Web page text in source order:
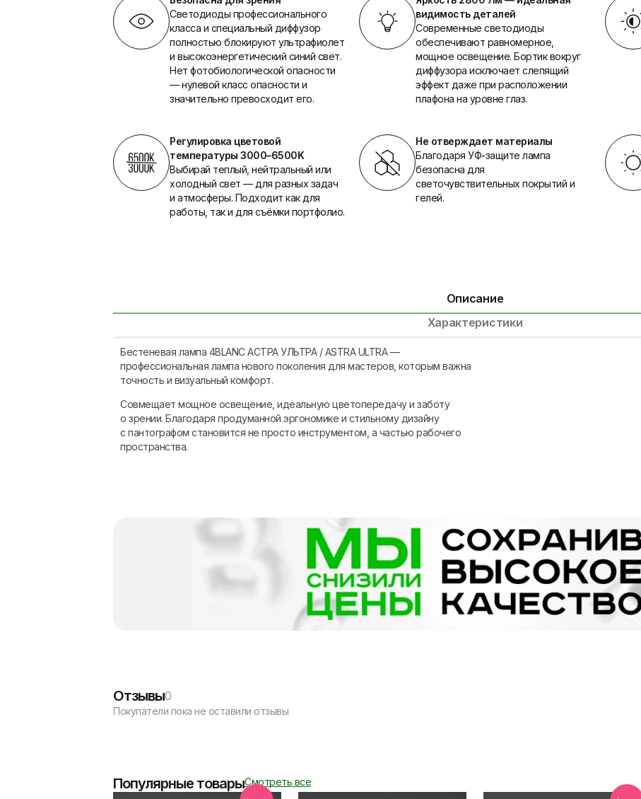
Светодиоды профессионального
класса и специальный диффузор
полностью блокируют ультрафиолет
и высокоэнергетический синий свет.
Нет фотобиологической опасности
— нулевой класс опасности и
значительно превосходит его.
видимость деталей
Современные светодиоды
обеспечивают равномерное,
мощное освещение. Бортик вокруг
диффузора исключает слепящий
эффект даже при расположении
плафона на уровне глаз.
Регулировка цветовой
температуры 3000–6500K
Выбирай теплый, нейтральный или
холодный свет — для разных задач
и атмосферы. Подходит как для
работы, так и для съёмки портфолио.
Не отверждает материалы
Благодаря УФ-защите лампа
безопасна для
светочувствительных покрытий и
гелей.
Описание
Характеристики
Бестеневая лампа 4BLANC АСТРА УЛЬТРА / ASTRA ULTRA—
профессиональная лампа нового поколения для мастеров, которым важна
точность и визуальный комфорт.
Совмещает мощное освещение, идеальную цветопередачу и заботу
о зрении. Благодаря продуманной эргономике и стильному дизайну
с пантографом становится не просто инструментом, а частью рабочего
пространства.
Отзывы0
Покупатели пока не оставили отзывы
Популярные товарыСмотреть все